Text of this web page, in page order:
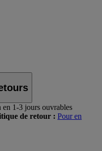
1-3 jours ouvrables
de retour : Pour en